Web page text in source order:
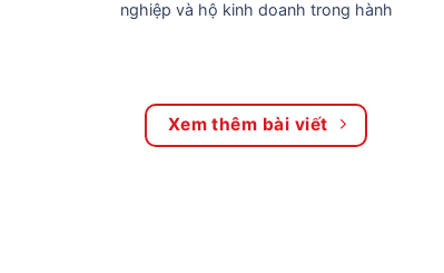
nghiệp và hộ kinh doanh trong hành
Xem thêm bài viết